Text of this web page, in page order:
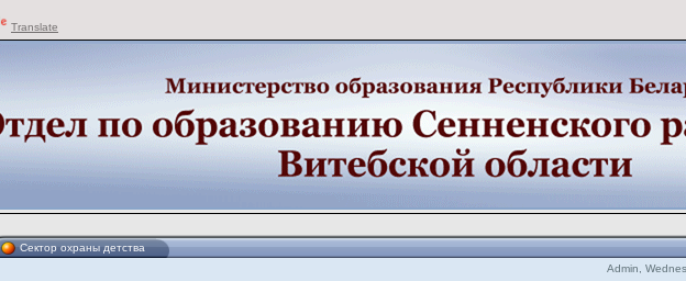
Translate
Сектор охраны детства
Admin,